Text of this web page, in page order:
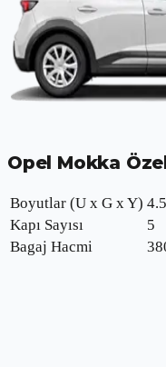
Opel Mokka
Boyutlar (U x G x Y)
Kapı Sayısı
5
Bagaj Hacmi